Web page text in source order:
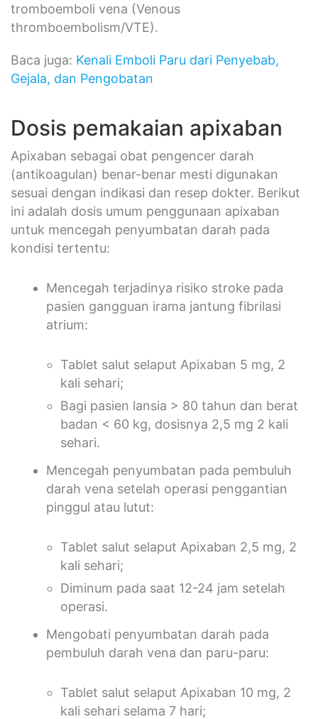
tromboemboli vena (Venous
thromboembolism/VTE).
Baca juga: Kenali Emboli Paru dari Penyebab,
Gejala, dan Pengobatan
Dosis pemakaian apixaban
Apixaban sebagai obat pengencer darah
(antikoagulan) benar-benar mesti digunakan
sesuai dengan indikasi dan resep dokter. Berikut
ini adalah dosis umum penggunaan apixaban
untuk mencegah penyumbatan darah pada
kondisi tertentu:
Mencegah terjadinya risiko stroke pada
pasien gangguan irama jantung fibrilasi
atrium:
Tablet salut selaput Apixaban 5 mg, 2
kali sehari;
Bagi pasien lansia > 80 tahun dan berat
badan < 60 kg, dosisnya 2,5 mg 2 kali
sehari.
Mencegah penyumbatan pada pembuluh
darah vena setelah operasi penggantian
pinggul atau lutut:
Tablet salut selaput Apixaban 2,5 mg, 2
kali sehari;
Diminum pada saat 12-24 jam setelah
operasi.
Mengobati penyumbatan darah pada
pembuluh darah vena dan paru-paru:
Tablet salut selaput Apixaban 10 mg, 2
kali sehari selama 7 hari;